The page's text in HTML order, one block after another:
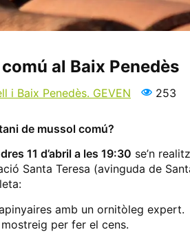
al Baix Penedès
i Baix Penedès. GEVEN 253
de mussol comú?
11 d’abril a les 19:30 se’n
Santa Teresa (avinguda de
amb un ornitòleg expert.
per fer el cens.